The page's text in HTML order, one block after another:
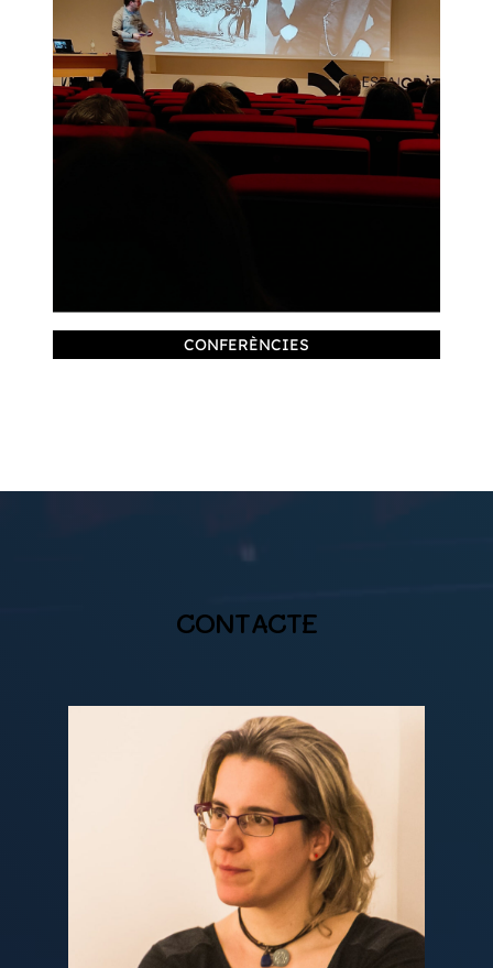
CONFERÈNCIES
CONTACTE